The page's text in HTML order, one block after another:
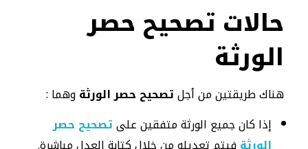
حالات تصحيح حصر
الورثة
هناك طريقتين من أجلتصحيح حصر الورثةوهما :
إذا كان جميع الورثة متفقين علىتصحيح حصر